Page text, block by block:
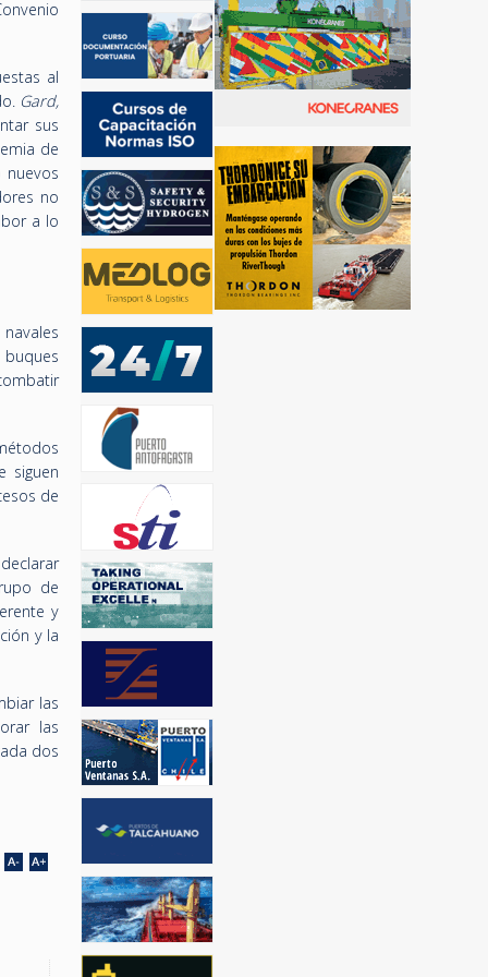
al
Gard,
sus
de
no
a lo
siguen
de
de
y
y la
las
las
dos